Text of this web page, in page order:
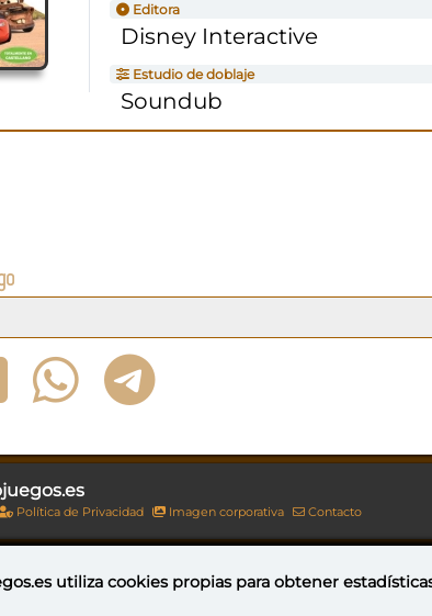
Editora
Disney Interactive
Estudio de doblaje
Soundub
Política de Privacidad Imagen corporativa Contacto
Esta obra está bajo una licencia de
utilizacookies propiaspara obtener